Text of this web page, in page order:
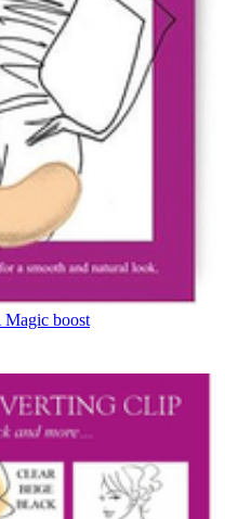
boost